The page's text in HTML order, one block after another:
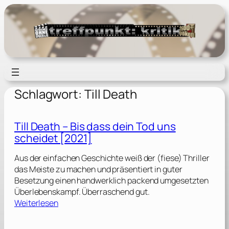
Zum
Inhalt
springen
Schlagwort: Till Death
Till Death – Bis dass dein Tod uns
scheidet [2021]
Aus der einfachen Geschichte weiß der (fiese) Thriller
das Meiste zu machen und präsentiert in guter
Besetzung einen handwerklich packend umgesetzten
Überlebenskampf. Überraschend gut.
Weiterlesen: